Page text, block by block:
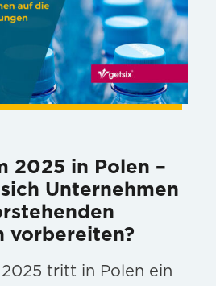
2025 in Polen –
Unternehmen
vorbereiten?
tritt in Polen ein